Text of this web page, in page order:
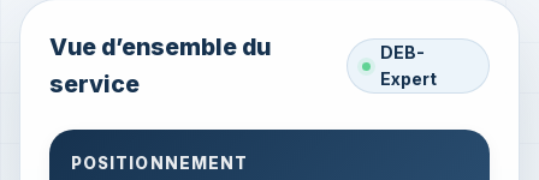
Vue d’ensemble du
service
DEB-
Expert
POSITIONNEMENT